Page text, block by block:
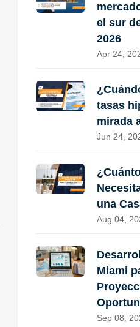
el sur
2026
Apr 24,
tasas
mirada
Jun 24,
una
Aug 04,
Miami
Sep 08,